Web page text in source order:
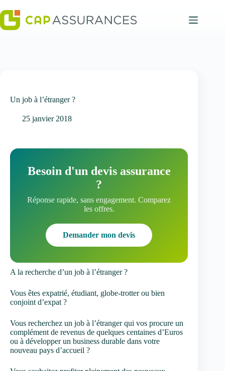
au
contenu
Un job à l’étranger ?
25 janvier 2018
Besoin d'un devis assurance
?
Réponse rapide, sans engagement. Comparez
les offres.
Demander mon devis
A la recherche d’un job à l’étranger ?
Vous êtes expatrié, étudiant, globe-trotter ou bien
conjoint d’expat ?
Vous recherchez un job à l’étranger qui vos procure un
complément de revenus de quelques centaines d’Euros
ou à développer un business durable dans votre
nouveau pays d’accueil ?